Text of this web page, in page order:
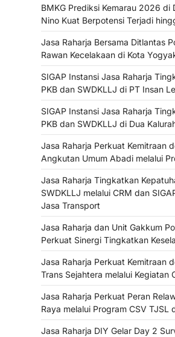
BMKG Prediksi Kemarau 2026 di
Nino Kuat Berpotensi Terjadi
Jasa Raharja Bersama Ditlantas
Rawan Kecelakaan di Kota
SIGAP Instansi Jasa Raharja
PKB dan SWDKLLJ di PT Insan
SIGAP Instansi Jasa Raharja
PKB dan SWDKLLJ di Dua
Jasa Raharja Perkuat Kemitraan
Angkutan Umum Abadi melalui
Jasa Raharja Tingkatkan
SWDKLLJ melalui CRM dan
Jasa Transport
Jasa Raharja dan Unit Gakkum
Perkuat Sinergi Tingkatkan
Jasa Raharja Perkuat Kemitraan
Trans Sejahtera melalui Kegiatan
Jasa Raharja Perkuat Peran
Raya melalui Program CSV TJSL
Jasa Raharja DIY Gelar Day 2